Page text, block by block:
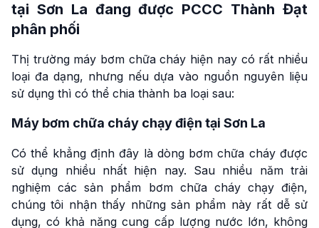
tại Sơn La đang được PCCC Thành Đạt
phân phối
Thị trường máy bơm chữa cháy hiện nay có rất nhiều
loại đa dạng, nhưng nếu dựa vào nguồn nguyên liệu
sử dụng thì có thể chia thành ba loại sau:
Máy bơm chữa cháy chạy điện tại Sơn La
Có thể khẳng định đây là dòng bơm chữa cháy được
sử dụng nhiều nhất hiện nay. Sau nhiều năm trải
nghiệm các sản phẩm bơm chữa cháy chạy điện,
chúng tôi nhận thấy những sản phẩm này rất dễ sử
dụng, có khả năng cung cấp lượng nước lớn, không